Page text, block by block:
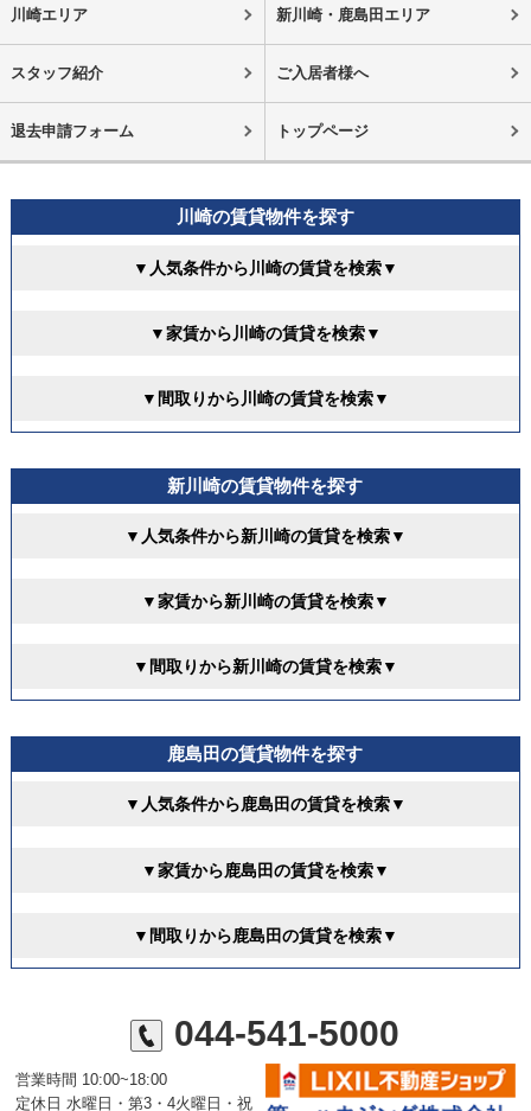
川崎エリア 新川崎・鹿島田エリア
スタッフ紹介 ご入居者様へ
退去申請フォーム トップページ
川崎の賃貸物件を探す
▼人気条件から川崎の賃貸を検索▼
▼家賃から川崎の賃貸を検索▼
▼間取りから川崎の賃貸を検索▼
新川崎の賃貸物件を探す
▼人気条件から新川崎の賃貸を検索▼
▼家賃から新川崎の賃貸を検索▼
▼間取りから新川崎の賃貸を検索▼
鹿島田の賃貸物件を探す
▼人気条件から鹿島田の賃貸を検索▼
▼家賃から鹿島田の賃貸を検索▼
▼間取りから鹿島田の賃貸を検索▼
044-541-5000
営業時間 10:00~18:00
定休日 水曜日・第3・4火曜日・祝